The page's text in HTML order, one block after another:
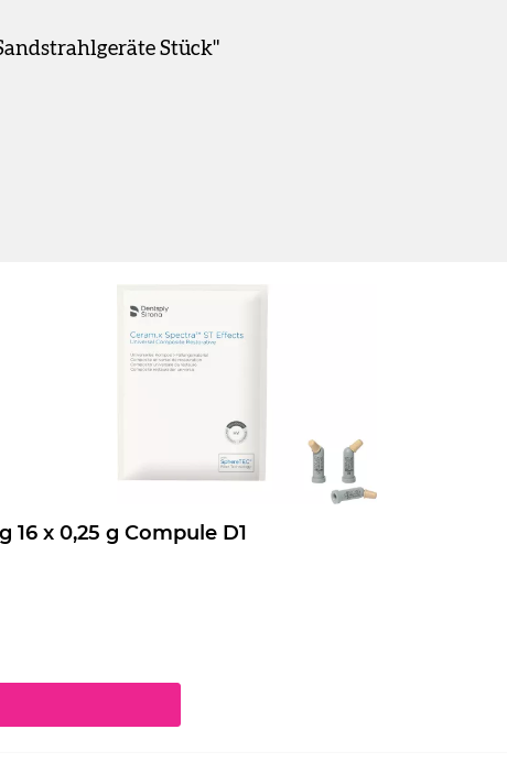
Stück"
Ceram.x Spectra ST Effects Nachfüllpackung 16 x 0,25 g Compule D1
um die Anzahl zu erhöhen oder zu reduzieren.